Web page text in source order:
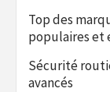
Top des
populaires et
Sécurité
avancés